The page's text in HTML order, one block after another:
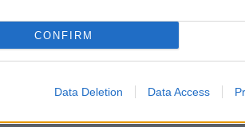
CONFIRM
Data Deletion Data Access
στις 07:45 (τοπική ώρα,
μέχρι και αύριο, ανέφερε σε
διοίκησης των κινεζικών